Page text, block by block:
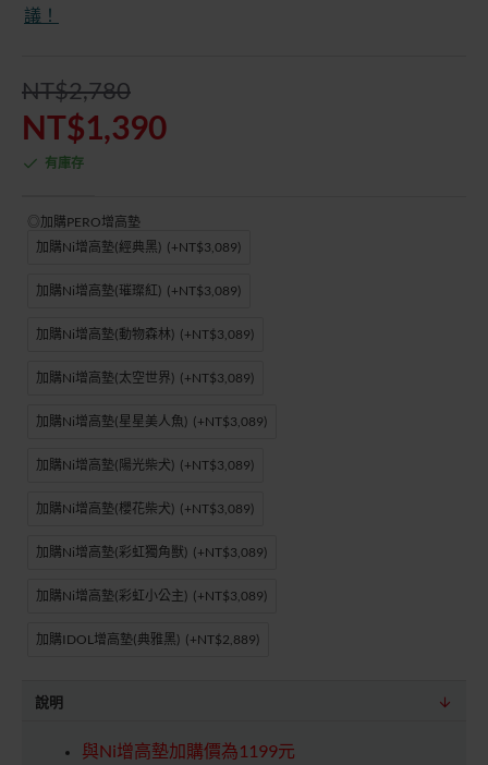
議！
NT$1,390
NT$2,780
有庫存
◎加購PERO增高墊
加購Ni增高墊(經典黑) (+NT$3,089)
加購Ni增高墊(璀璨紅) (+NT$3,089)
加購Ni增高墊(動物森林) (+NT$3,089)
加購Ni增高墊(太空世界) (+NT$3,089)
加購Ni增高墊(星星美人魚) (+NT$3,089)
加購Ni增高墊(陽光柴犬) (+NT$3,089)
加購Ni增高墊(櫻花柴犬) (+NT$3,089)
加購Ni增高墊(彩虹獨角獸) (+NT$3,089)
加購Ni增高墊(彩虹小公主) (+NT$3,089)
加購IDOL增高墊(典雅黑) (+NT$2,889)
說明
與Ni增高墊加購價為1199元